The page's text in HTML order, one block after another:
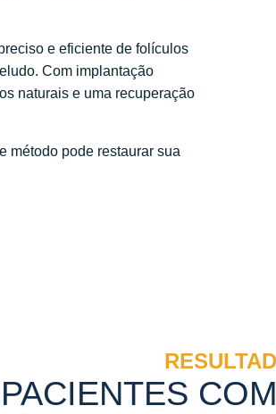
e eficiente de folículos
Com implantação
naturais e uma recuperação
método pode restaurar sua